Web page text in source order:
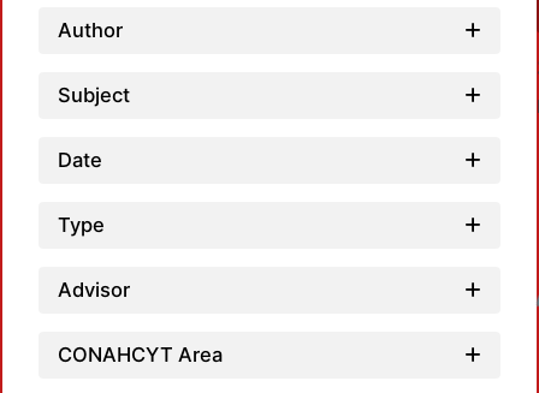
Author
Subject
Date
Type
Advisor
CONAHCYT Area